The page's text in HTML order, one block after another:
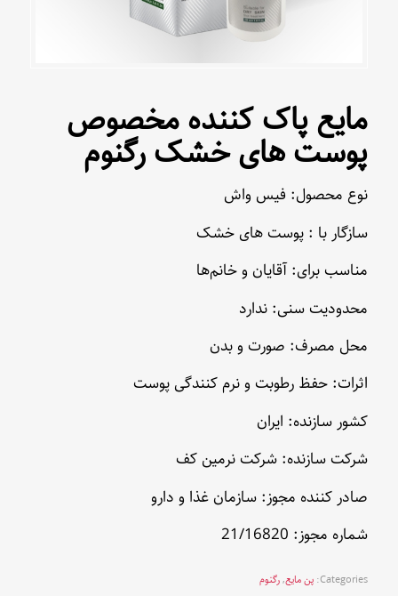
مایع پاک کننده مخصوص
پوست های خشک رگنوم
نوع محصول: فیس واش
سازگار با : پوست های خشک
مناسب برای: آقایان و خانم‌ها
محدودیت سنی: ندارد
محل مصرف: صورت و بدن
اثرات: حفظ رطوبت و نرم کنندگی پوست
کشور سازنده: ایران
شرکت سازنده: شرکت نرمین کف
صادر کننده مجوز: سازمان غذا و دارو
شماره مجوز: 21/16820
Categories: پن مایع,رگنوم